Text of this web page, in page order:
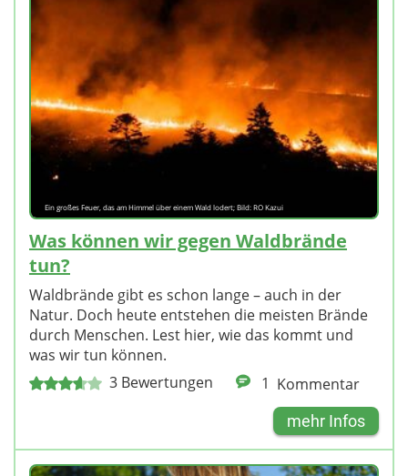
Ein großes Feuer, das am Himmel über einem Wald lodert; Bild: RO Kazui
Was können wir gegen Waldbrände
tun?
Waldbrände gibt es schon lange – auch in der
Natur. Doch heute entstehen die meisten Brände
durch Menschen. Lest hier, wie das kommt und
was wir tun können.
3 Bewertungen 1 Kommentar
mehr Infos